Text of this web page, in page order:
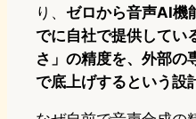
り、 ゼロから音声AI機
でに自社で提供してい
さ」の精度を、外部の
で底上げするという設